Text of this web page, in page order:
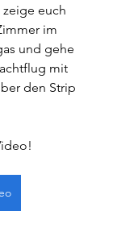
euch
im
und gehe
mit
den Strip